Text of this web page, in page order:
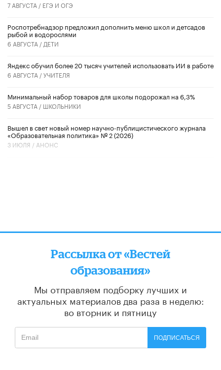
7 АВГУСТА / ЕГЭ И ОГЭ
Роспотребнадзор предложил дополнить меню школ и детсадов
рыбой и водорослями
6 АВГУСТА / ДЕТИ
​Яндекс обучил более 20 тысяч учителей использовать ИИ в работе
6 АВГУСТА /УЧИТЕЛЯ
Минимальный набор товаров для школы подорожал на 6,3%
5 АВГУСТА / ШКОЛЬНИКИ
Вышел в свет новый номер научно-публицистического журнала
«Образовательная политика» № 2 (2026)
3 ИЮЛЯ / АНОНС
Рассылка от «Вестей
образования»
Мы отправляем подборку лучших и
актуальных материалов два раза в неделю:
во вторник и пятницу
ПОДПИСАТЬСЯ